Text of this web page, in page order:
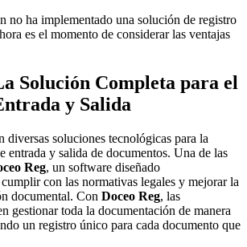
no ha implementado una solución de registro
es el momento de considerar las ventajas
Solución Completa para el
y Salida
diversas soluciones tecnológicas para la
entrada y salida de documentos. Una de las
Reg, un software diseñado
con las normativas legales y mejorar la
documental. Con Doceo Reg, las
gestionar toda la documentación de manera
un registro único para cada documento que